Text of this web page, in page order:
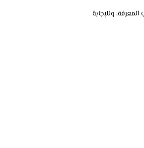
وللإجابة